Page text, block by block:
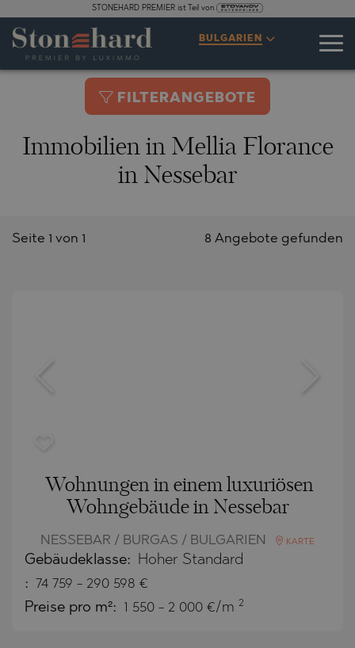
STONEHARD PREMIER ist Teil von
BULGARIEN
FILTERANGEBOTE
Immobilien in Mellia Florance
in Nessebar
8 Angebote gefunden
Seite 1 von 1
Wohnungen in einem luxuriösen
Wohngebäude in Nessebar
NESSEBAR / BURGAS / BULGARIEN KARTE
Gebäudeklasse: Hoher Standard
: 74 759 - 290 598 €
Preise pro m²: 1 550 - 2 000 €/m 2